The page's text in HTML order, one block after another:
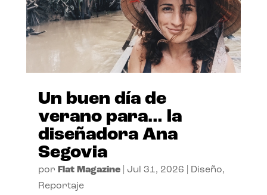
Un buen día de
verano para… la
diseñadora Ana
Segovia
por Flat Magazine| Jul 31, 2026 Diseño,
Reportaje